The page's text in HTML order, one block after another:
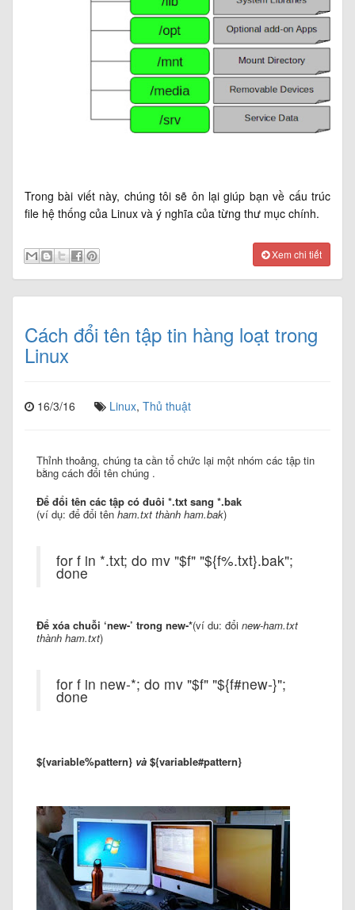
Trong bài viết này, chúng tôi sẽ ôn lại giúp bạn về cấu trúc
file hệ thống của Linux và ý nghĩa của từng thư mục chính.
Xem chi tiết
Cách đổi tên tập tin hàng loạt trong
Linux
16/3/16 Linux, Thủ thuật
Thỉnh thoảng, chúng ta cần tổ chức lại một nhóm các tập tin
bằng cách đổi tên chúng .
Để đổi tên các tập có đuôi *.txt sang *.bak
(ví dụ: để đổi tên ham.txt thành ham.bak)
for f in *.txt; do mv "$f" "${f%.txt}.bak";
done
Để xóa chuỗi ‘new-’ trong new-*(ví du: đổi new-ham.txt
thành ham.txt)
for f in new-*; do mv "$f" "${f#new-}";
done
${variable%pattern} và ${variable#pattern}